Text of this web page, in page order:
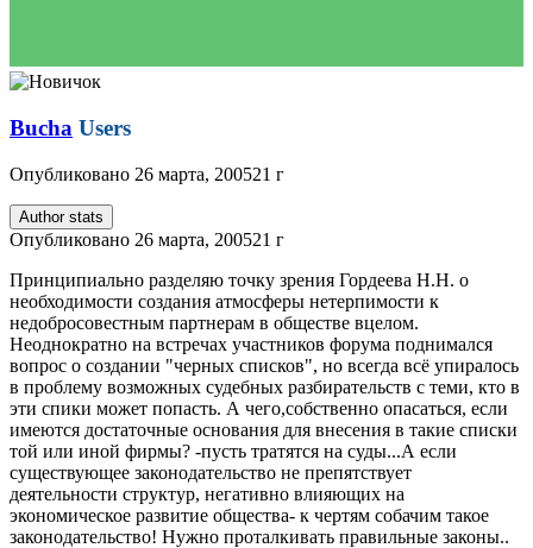
Bucha Users
Опубликовано 26 марта, 200521 г
Author stats
Опубликовано 26 марта, 200521 г
Принципиально разделяю точку зрения Гордеева Н.Н. о
необходимости создания атмосферы нетерпимости к
недобросовестным партнерам в обществе вцелом.
Неоднократно на встречах участников форума поднимался
вопрос о создании "черных списков", но всегда всё упиралось
в проблему возможных судебных разбирательств с теми, кто в
эти спики может попасть. А чего,собственно опасаться, если
имеются достаточные основания для внесения в такие списки
той или иной фирмы? -пусть тратятся на суды...А если
существующее законодательство не препятствует
деятельности структур, негативно влияющих на
экономическое развитие общества- к чертям собачим такое
законодательство! Нужно проталкивать правильные законы..